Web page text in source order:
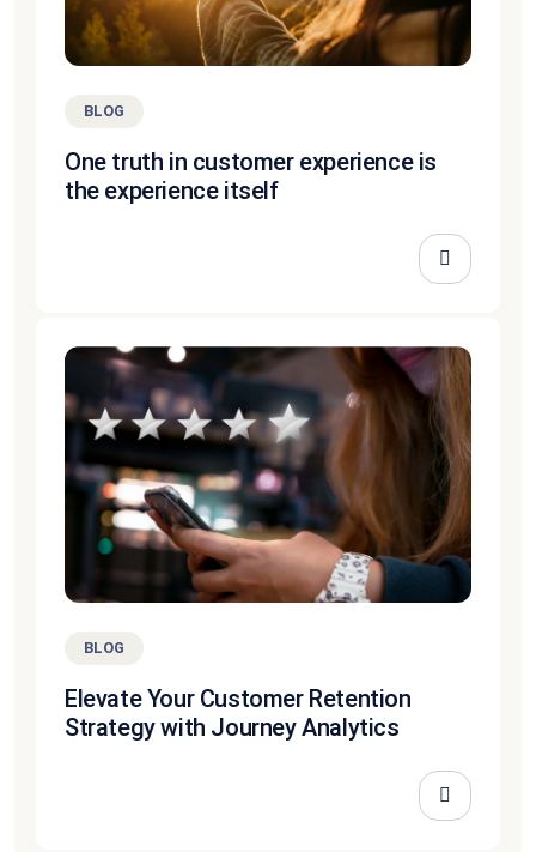
BLOG
One truth in customer experience is
the experience itself
BLOG
Elevate Your Customer Retention
Strategy with Journey Analytics